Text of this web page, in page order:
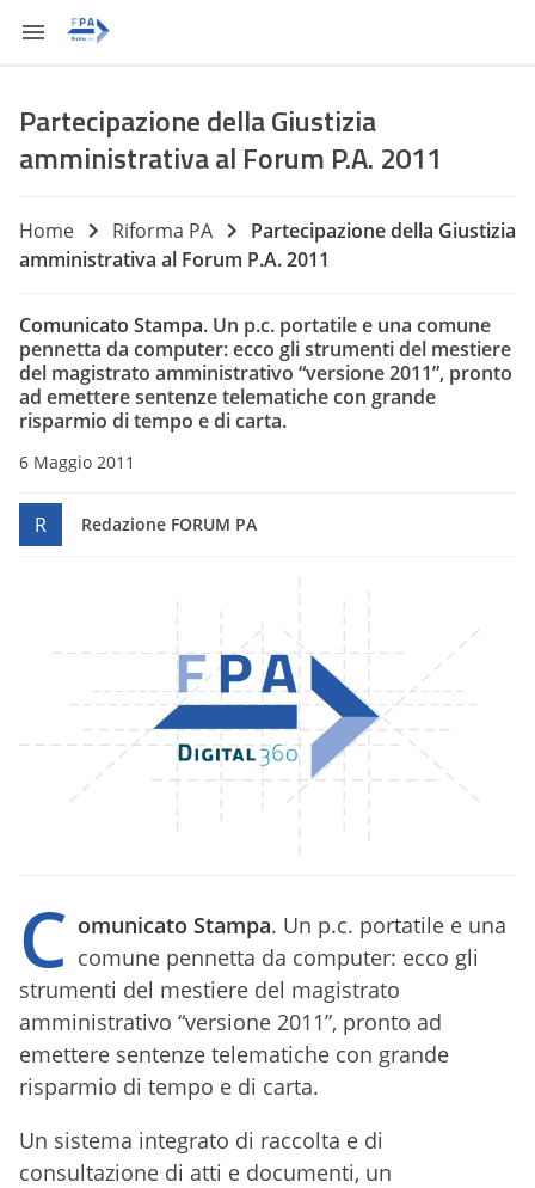
Partecipazione della Giustizia
amministrativa al Forum P.A. 2011
Home Riforma PA
Partecipazione della Giustizia
amministrativa al Forum P.A. 2011
Comunicato Stampa. Un p.c. portatile e una comune
pennetta da computer: ecco gli strumenti del mestiere
del magistrato amministrativo “versione 2011”, pronto
ad emettere sentenze telematiche con grande
risparmio di tempo e di carta.
6 Maggio 2011
R Redazione FORUM PA
C omunicato Stampa. Un p.c. portatile e una
comune pennetta da computer: ecco gli
strumenti del mestiere del magistrato
amministrativo “versione 2011”, pronto ad
emettere sentenze telematiche con grande
risparmio di tempo e di carta.
Un sistema integrato di raccolta e di
consultazione di atti e documenti, un